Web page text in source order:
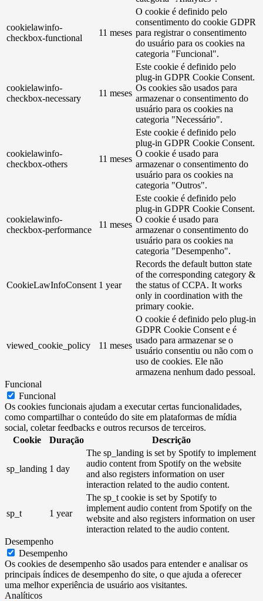
cookielawinfo-
checkbox-functional
11 meses
O cookie é definido pelo
consentimento do cookie GDPR
para registrar o consentimento
do usuário para os cookies na
categoria "Funcional".
cookielawinfo-
checkbox-necessary
11 meses
Este cookie é definido pelo
plug-in GDPR Cookie Consent.
Os cookies são usados ​​para
armazenar o consentimento do
usuário para os cookies na
categoria "Necessário".
cookielawinfo-
checkbox-others
11 meses
Este cookie é definido pelo
plug-in GDPR Cookie Consent.
O cookie é usado para
armazenar o consentimento do
usuário para os cookies na
categoria "Outros".
cookielawinfo-
checkbox-performance
11 meses
Este cookie é definido pelo
plug-in GDPR Cookie Consent.
O cookie é usado para
armazenar o consentimento do
usuário para os cookies na
categoria "Desempenho".
CookieLawInfoConsent 1 year
Records the default button state
of the corresponding category &
the status of CCPA. It works
only in coordination with the
primary cookie.
viewed_cookie_policy 11 meses
O cookie é definido pelo plug-in
GDPR Cookie Consent e é
usado para armazenar se o
usuário consentiu ou não com o
uso de cookies. Ele não
armazena nenhum dado pessoal.
Funcional
Funcional
Os cookies funcionais ajudam a executar certas funcionalidades,
como compartilhar o conteúdo do site em plataformas de mídia
social, coletar feedbacks e outros recursos de terceiros.
Cookie
Duração Descrição
sp_landing 1 day
The sp_landing is set by Spotify to implement
audio content from Spotify on the website
and also registers information on user
interaction related to the audio content.
sp_t 1 year
The sp_t cookie is set by Spotify to
implement audio content from Spotify on the
website and also registers information on user
interaction related to the audio content.
Desempenho
Desempenho
Os cookies de desempenho são usados ​​para entender e analisar os
principais índices de desempenho do site, o que ajuda a oferecer
uma melhor experiência de usuário aos visitantes.
Analíticos